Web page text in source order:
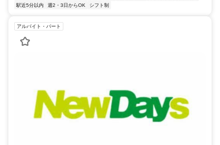
駅近5分以内
週2・3日からOK シフト制
アルバイト・パート